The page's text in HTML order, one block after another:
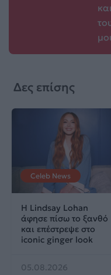
Δες επίσης
Celeb News
Η Lindsay Lohan
άφησε πίσω το ξανθό
και επέστρεψε στο
iconic ginger look
05.08.2026